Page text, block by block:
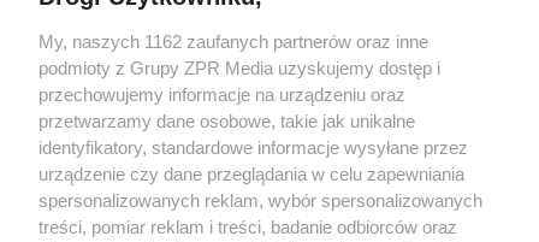
Żaden utwór zamieszczony w serwisie nie może być powielany i
rozpowszechniany lub dalej rozpowszechniany w jakikolwiek sposób (w
tym także elektroniczny lub mechaniczny) na jakimkolwiek polu
eksploatacji w jakiejkolwiek formie, włącznie z umieszczaniem w
Internecie bez pisemnej zgody właściciela praw. Jakiekolwiek użycie lub
wykorzystanie utworów w całości lub w części z naruszeniem prawa,
tzn. bez właściwej zgody, jest zabronione pod groźbą kary i może być
ścigane prawnie.
My, naszych 1162 zaufanych partnerów oraz inne
podmioty z Grupy ZPR Media uzyskujemy dostęp i
przechowujemy informacje na urządzeniu oraz
przetwarzamy dane osobowe, takie jak unikalne
identyfikatory, standardowe informacje wysyłane przez
urządzenie czy dane przeglądania w celu zapewniania
spersonalizowanych reklam, wybór spersonalizowanych
treści, pomiar reklam i treści, badanie odbiorców oraz